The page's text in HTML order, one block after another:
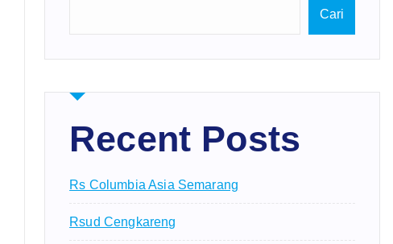
Cari
Recent Posts
Rs Columbia Asia Semarang
Rsud Cengkareng